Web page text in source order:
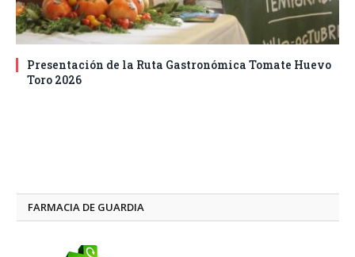
Presentación de la Ruta Gastronómica Tomate Huevo
Toro 2026
FARMACIA DE GUARDIA